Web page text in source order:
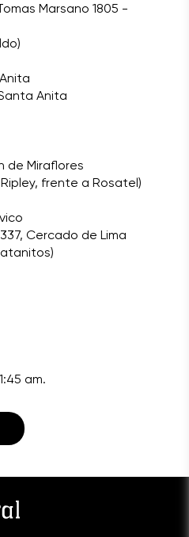
Marsano 1805 -
Anita
de Miraflores
frente a Rosatel)
Cercado de Lima
am.